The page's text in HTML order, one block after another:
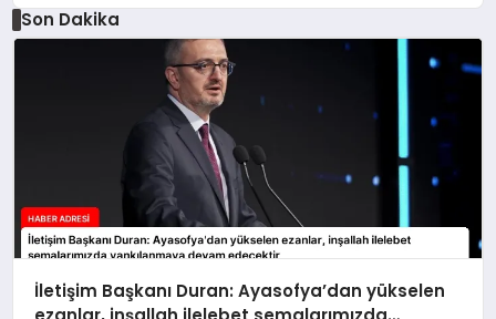
Son Dakika
İletişim Başkanı Duran: Ayasofya’dan yükselen